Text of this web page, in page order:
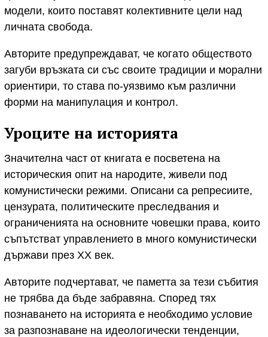
модели, които поставят колективните цели над
личната свобода.
Авторите предупреждават, че когато обществото
загуби връзката си със своите традиции и морални
ориентири, то става по-уязвимо към различни
форми на манипулация и контрол.
Уроците на историята
Значителна част от книгата е посветена на
историческия опит на народите, живели под
комунистически режими. Описани са репресиите,
цензурата, политическите преследвания и
ограниченията на основните човешки права, които
съпътстват управлението в много комунистически
държави през XX век.
Авторите подчертават, че паметта за тези събития
не трябва да бъде забравяна. Според тях
познаването на историята е необходимо условие
за разпознаване на идеологически тенденции,